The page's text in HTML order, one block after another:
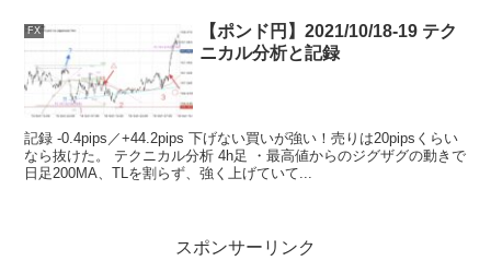
FX
【ポンド円】2021/10/18-19 テク
ニカル分析と記録
記録 -0.4pips／+44.2pips 下げない買いが強い！売りは20pipsくらい
なら抜けた。 テクニカル分析 4h足 ・最高値からのジグザグの動きで
日足200MA、TLを割らず、強く上げていて...
スポンサーリンク